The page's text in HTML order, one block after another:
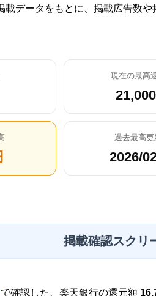
載データをもとに、掲載広告数
現在の最高
過去最高更
2026/
掲載確認スクリ
で確認した、楽天銀行の還元額